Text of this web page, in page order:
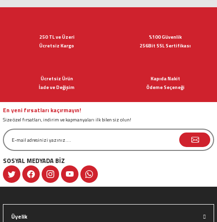
Ürün bilgilerinde hatalar bulunuyor.
Bu ürüne benzer farklı alternatifler olmalı.
250 TL ve Üzeri
Ücretsiz Kargo
%100 Güvenlik
256Bit SSL Sertifikası
Ücretsiz Ürün
İade ve Değişim
Kapıda Nakit
Ödeme Seçeneği
En yeni fırsatları kaçırmayın!
Size özel fırsatları, indirim ve kapmanyaları ilk bilen siz olun!
SOSYAL MEDYADA BİZ
Üyelik